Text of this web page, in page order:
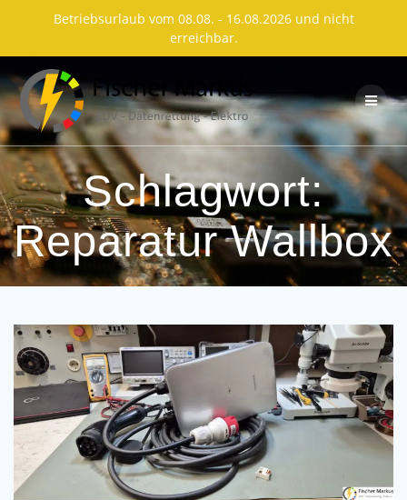
Betriebsurlaub vom 08.08. - 16.08.2026 und nicht
erreichbar.
content
Schlagwort:
Reparatur Wallbox